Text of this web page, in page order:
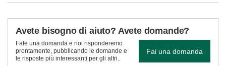
Avete bisogno di aiuto? Avete domande?
Fate una domanda e noi risponderemo
prontamente, pubblicando le domande e
le risposte più interessanti per gli altri..
Fai una domanda